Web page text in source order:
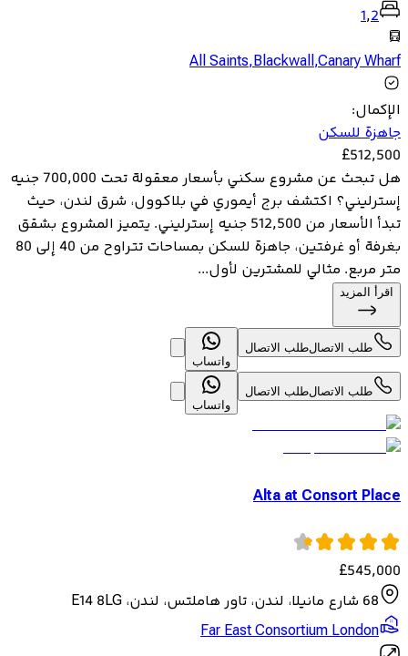
1,2
All Saints,Blackwall,Canary Wharf
الإكمال:
جاهزة للسكن
£512,500
هل تبحث عن مشروع سكني بأسعار معقولة تحت 700,000 جنيه
إسترليني؟ اكتشف برج أيموري في بلاكوول، شرق لندن، حيث
تبدأ الأسعار من 512,500 جنيه إسترليني. يتميز المشروع بشقق
بغرفة أو غرفتين، جاهزة للسكن بمساحات تتراوح من 40 إلى 80
متر مربع. مثالي للمشترين لأول...
اقرأ المزيد
طلب الاتصالطلب الاتصال
واتساب
طلب الاتصالطلب الاتصال
واتساب
Alta at Consort Place
£545,000
68 شارع مانيلا، لندن، تاور هاملتس، لندن، E14 8LG
Far East Consortium London